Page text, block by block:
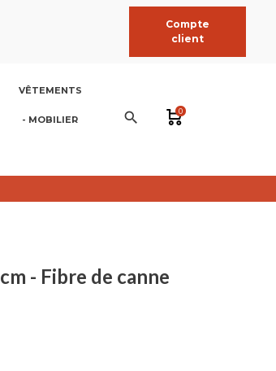
Compte
client
VÊTEMENTS
- MOBILIER search 0
- Fibre de canne